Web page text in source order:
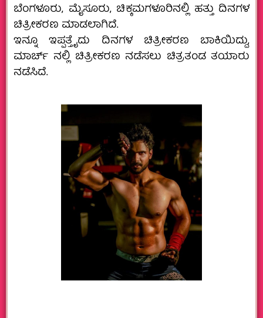
ಬೆಂಗಳೂರು, ಮೈಸೂರು, ಚಿಕ್ಕಮಗಳೂರಿನಲ್ಲಿ ಹತ್ತು ದಿನಗಳ
ಚಿತ್ರೀಕರಣ ಮಾಡಲಾಗಿದೆ.
ಇನ್ನೂ ಇಪ್ಪತ್ತೈದು ದಿನಗಳ ಚಿತ್ರೀಕರಣ ಬಾಕಿಯಿದ್ದು,
ಮಾರ್ಚ್ ನಲ್ಲಿ ಚಿತ್ರೀಕರಣ ನಡೆಸಲು ಚಿತ್ರತಂಡ ತಯಾರು
ನಡೆಸಿದೆ.